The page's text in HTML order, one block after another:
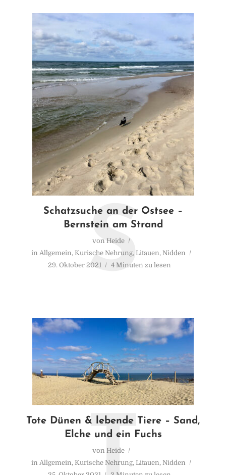
Schatzsuche an der Ostsee –
Bernstein am Strand
von Heide
in Allgemein, Kurische Nehrung, Litauen, Nidden
29. Oktober 2021
4 Minuten zu lesen
S
Tote Dünen & lebende Tiere – Sand,
Elche und ein Fuchs
von Heide
in Allgemein, Kurische Nehrung, Litauen, Nidden